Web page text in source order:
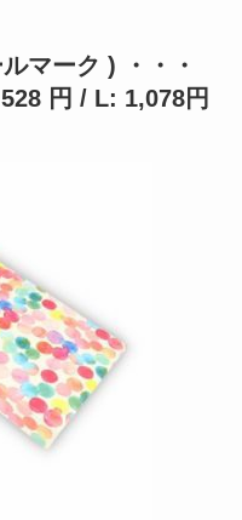
マーク ) ・・・
円 / L: 1,078円